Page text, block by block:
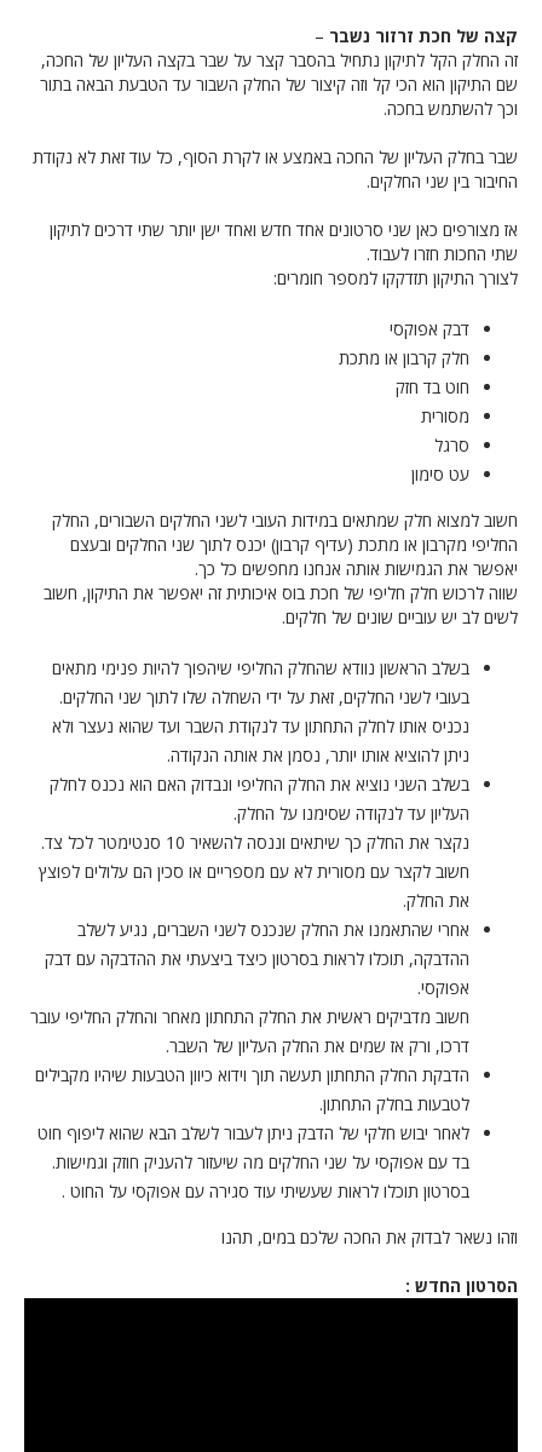
קצה של חכת זרזור נשבר –
זה החלק הקל לתיקון נתחיל בהסבר קצר על שבר בקצה העליון של החכה,
שם התיקון הוא הכי קל וזה קיצור של החלק השבור עד הטבעת הבאה בתור
וכך להשתמש בחכה.
שבר בחלק העליון של החכה באמצע או לקרת הסוף, כל עוד זאת לא נקודת
החיבור בין שני החלקים.
אז מצורפים כאן שני סרטונים אחד חדש ואחד ישן יותר שתי דרכים לתיקון
שתי החכות חזרו לעבוד.
לצורך התיקון תזדקקו למספר חומרים:
דבק אפוקסי
חלק קרבון או מתכת
חוט בד חזק
מסורית
סרגל
עט סימון
חשוב למצוא חלק שמתאים במידות העובי לשני החלקים השבורים, החלק
החליפי מקרבון או מתכת (עדיף קרבון) יכנס לתוך שני החלקים ובעצם
יאפשר את הגמישות אותה אנחנו מחפשים כל כך.
שווה לרכוש חלק חליפי של חכת בוס איכותית זה יאפשר את התיקון, חשוב
לשים לב יש עוביים שונים של חלקים.
בשלב הראשון נוודא שהחלק החליפי שיהפוך להיות פנימי מתאים
בעובי לשני החלקים, זאת על ידי השחלה שלו לתוך שני החלקים.
נכניס אותו לחלק התחתון עד לנקודת השבר ועד שהוא נעצר ולא
ניתן להוציא אותו יותר, נסמן את אותה הנקודה.
בשלב השני נוציא את החלק החליפי ונבדוק האם הוא נכנס לחלק
העליון עד לנקודה שסימנו על החלק.
נקצר את החלק כך שיתאים וננסה להשאיר 10 סנטימטר לכל צד.
חשוב לקצר עם מסורית לא עם מספריים או סכין הם עלולים לפוצץ
את החלק.
אחרי שהתאמנו את החלק שנכנס לשני השברים, נגיע לשלב
ההדבקה, תוכלו לראות בסרטון כיצד ביצעתי את ההדבקה עם דבק
אפוקסי.
חשוב מדביקים ראשית את החלק התחתון מאחר והחלק החליפי עובר
דרכו, ורק אז שמים את החלק העליון של השבר.
הדבקת החלק התחתון תעשה תוך וידוא כיוון הטבעות שיהיו מקבילים
לטבעות בחלק התחתון.
לאחר יבוש חלקי של הדבק ניתן לעבור לשלב הבא שהוא ליפוף חוט
בד עם אפוקסי על שני החלקים מה שיעזור להעניק חוזק וגמישות.
בסרטון תוכלו לראות שעשיתי עוד סגירה עם אפוקסי על החוט .
וזהו נשאר לבדוק את החכה שלכם במים, תהנו
הסרטון החדש :